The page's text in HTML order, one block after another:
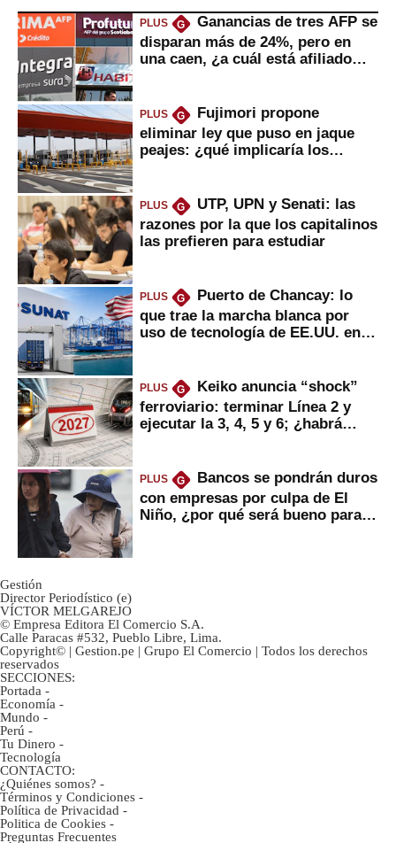
PLUS G
Ganancias de tres AFP se
disparan más de 24%, pero en
una caen, ¿a cuál está afiliado
PLUS G
Fujimori propone
eliminar ley que puso en jaque
peajes: ¿qué implicaría los
PLUS G
UTP, UPN y Senati: las
razones por la que los capitalinos
las prefieren para estudiar
PLUS G
Puerto de Chancay: lo
que trae la marcha blanca por
uso de tecnología de EE.UU. en
PLUS G
Keiko anuncia “shock”
ferroviario: terminar Línea 2 y
ejecutar la 3, 4, 5 y 6; ¿habrá
PLUS G
Bancos se pondrán duros
con empresas por culpa de El
Niño, ¿por qué será bueno para
Gestión
Director Periodístico (e)
VÍCTOR MELGAREJO
© Empresa Editora El Comercio S.A.
Calle Paracas #532, Pueblo Libre, Lima.
Copyright© | Gestion.pe | Grupo El Comercio | Todos los derechos
reservados
SECCIONES:
Portada -
Economía -
Mundo -
Perú -
Tu Dinero -
Tecnología
CONTACTO:
¿Quiénes somos? -
Términos y Condiciones -
Política de Privacidad -
Politica de Cookies -
Preguntas Frecuentes